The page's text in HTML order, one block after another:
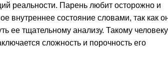
реальности. Парень любит осторожно и
внутреннее состояние словами, так как
ее тщательному анализу. Такому человеку
сложность и порочность его